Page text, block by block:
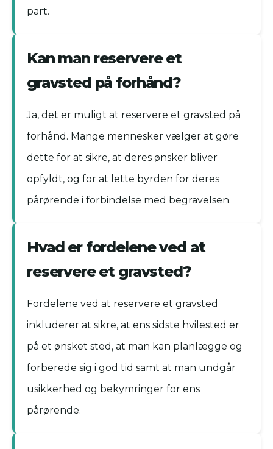
part.
Kan man reservere et
gravsted på forhånd?
Ja, det er muligt at reservere et gravsted på
forhånd. Mange mennesker vælger at gøre
dette for at sikre, at deres ønsker bliver
opfyldt, og for at lette byrden for deres
pårørende i forbindelse med begravelsen.
Hvad er fordelene ved at
reservere et gravsted?
Fordelene ved at reservere et gravsted
inkluderer at sikre, at ens sidste hvilested er
på et ønsket sted, at man kan planlægge og
forberede sig i god tid samt at man undgår
usikkerhed og bekymringer for ens
pårørende.